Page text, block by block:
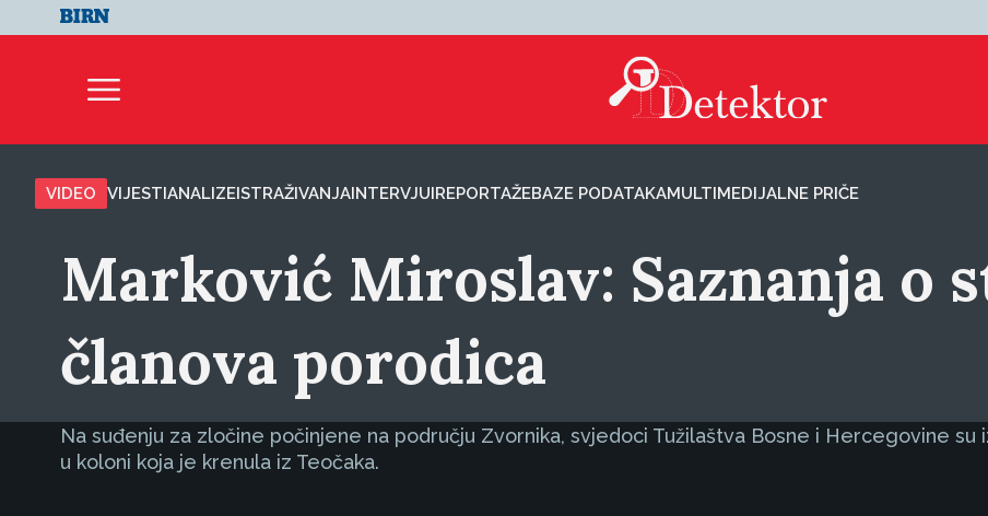
VIDEO VIJESTIANALIZEISTRAŽIVANJAINTERVJUIREPORTAŽEBAZE PODATAKAMULTIMEDIJALNE PRIČE
Marković Miroslav: Saznanja o
članova porodica
Na suđenju za zločine počinjene na području Zvornika, svjedoci Tužilaštva Bosne i Hercegovine
u koloni koja je krenula iz Teočaka.